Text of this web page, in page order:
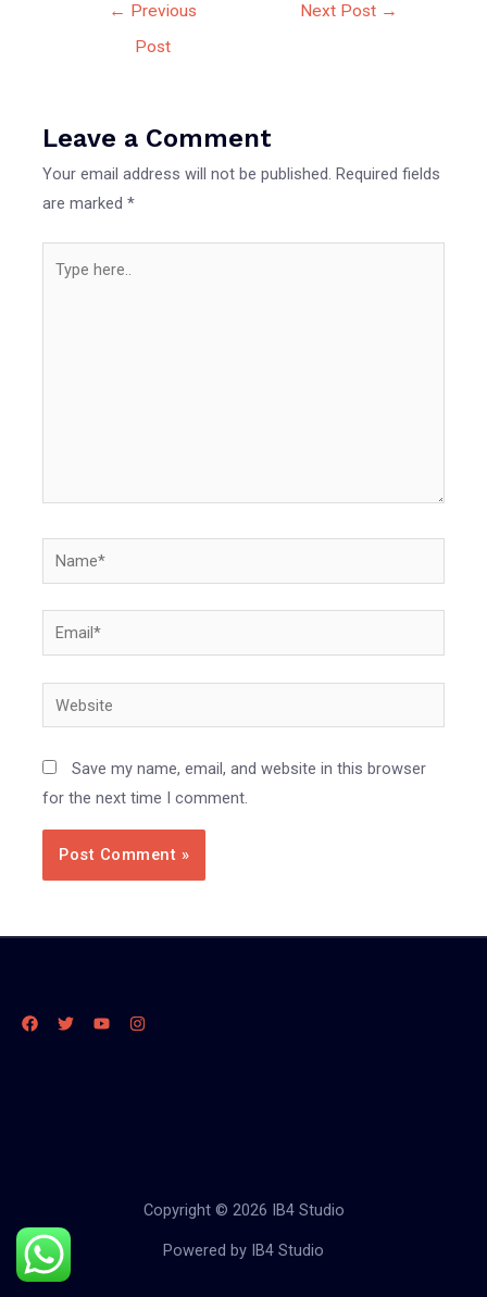
← Previous
Post
Next Post →
Leave a Comment
Your email address will not be published. Required fields
are marked*
here..
Name*
Email*
Website
Save my name, email, and website in this browser
for the next time I comment.
Copyright © 2026 IB4 Studio
Powered by IB4 Studio